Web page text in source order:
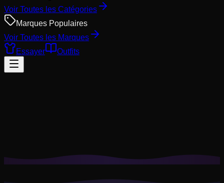
Voir Toutes les Catégories
Marques Populaires
Voir Toutes les Marques
Essayer
Outfits